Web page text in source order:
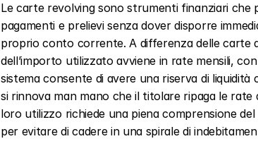
Le carte revolving sono strumenti finanziari
pagamenti e prelievi senza dover disporre
proprio conto corrente. A differenza delle carte
dell’importo utilizzato avviene in rate mensili,
sistema consente di avere una riserva di
si rinnova man mano che il titolare ripaga le rate
loro utilizzo richiede una piena comprensione
per evitare di cadere in una spirale di